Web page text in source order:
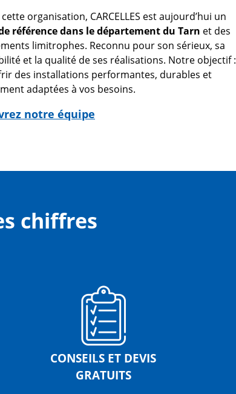
organisation, CARCELLES est aujourd’hui un
référence dans le département du Tarn et des
limitrophes. Reconnu pour son sérieux, sa
et la qualité de ses réalisations. Notre objectif :
des installations performantes, durables et
adaptées à vos besoins.
notre équipe
chiffres
CONSEILS ET DEVIS
GRATUITS